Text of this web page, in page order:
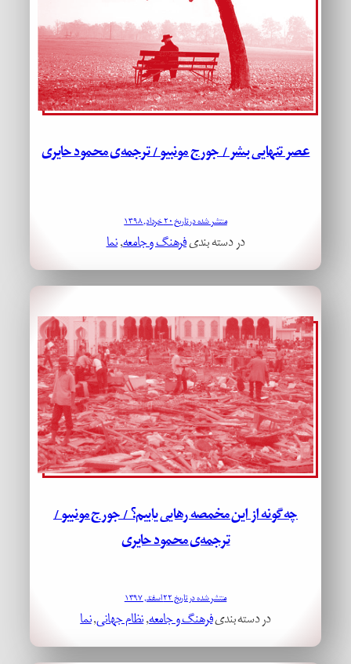
عصر تنهایی بشر / جورج مونبیو / ترجمه‌ی محمود حایری
منتشر شده در تاریخ ۲۰ خرداد, ۱۳۹۸
در دسته بندیفرهنگ و جامعه, نما
چه‌گونه از این مخمصه رهایی یابیم؟ / جورج مونبیو /
ترجمه‌ی محمود حایری
منتشر شده در تاریخ ۲۲ اسفند, ۱۳۹۷
در دسته بندیفرهنگ و جامعه, نظام جهانی, نما